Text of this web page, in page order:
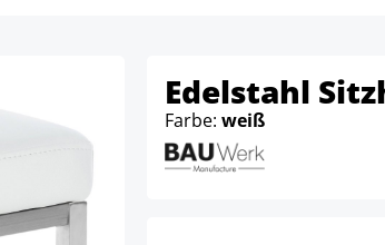
Edelstahl
Farbe: weiß